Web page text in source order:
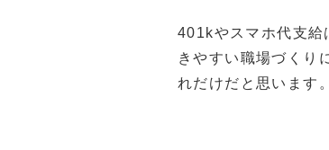
401kやスマホ代支給
きやすい職場づくり
れだけだと思います。